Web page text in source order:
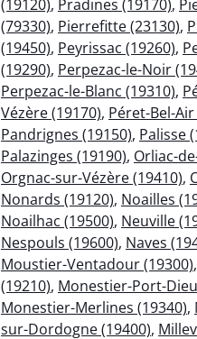
(19120), Pradines (19170),
(79330), Pierrefitte (23130),
(19450), Peyrissac (19260),
(19290), Perpezac-le-Noir
Perpezac-le-Blanc (19310),
Vézère (19170), Péret-Bel-Air
Pandrignes (19150), Palisse
Palazinges (19190), Orliac-
Orgnac-sur-Vézère (19410),
Nonards (19120), Noailles
Noailhac (19500), Neuville
Nespouls (19600), Naves
Moustier-Ventadour (19300),
(19210), Monestier-Port-
Monestier-Merlines (19340),
sur-Dordogne (19400),